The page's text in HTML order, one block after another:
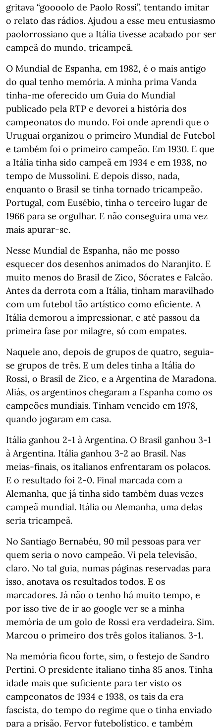
gritava “goooolo de Paolo Rossi”, tentando imitar
o relato das rádios. Ajudou a esse meu entusiasmo
paolorrossiano que a Itália tivesse acabado por ser
campeã do mundo, tricampeã.
O Mundial de Espanha, em 1982, é o mais antigo
do qual tenho memória. A minha prima Vanda
tinha-me oferecido um Guia do Mundial
publicado pela RTP e devorei a história dos
campeonatos do mundo. Foi onde aprendi que o
Uruguai organizou o primeiro Mundial de Futebol
e também foi o primeiro campeão. Em 1930. E que
a Itália tinha sido campeã em 1934 e em 1938, no
tempo de Mussolini. E depois disso, nada,
enquanto o Brasil se tinha tornado tricampeão.
Portugal, com Eusébio, tinha o terceiro lugar de
1966 para se orgulhar. E não conseguira uma vez
mais apurar-se.
Nesse Mundial de Espanha, não me posso
esquecer dos desenhos animados do Naranjito. E
muito menos do Brasil de Zico, Sócrates e Falcão.
Antes da derrota com a Itália, tinham maravilhado
com um futebol tão artístico como eficiente. A
Itália demorou a impressionar, e até passou da
primeira fase por milagre, só com empates.
Naquele ano, depois de grupos de quatro, seguia-
se grupos de três. E um deles tinha a Itália do
Rossi, o Brasil de Zico, e a Argentina de Maradona.
Aliás, os argentinos chegaram a Espanha como os
campeões mundiais. Tinham vencido em 1978,
quando jogaram em casa.
Itália ganhou 2-1 à Argentina. O Brasil ganhou 3-1
à Argentina. Itália ganhou 3-2 ao Brasil. Nas
meias-finais, os italianos enfrentaram os polacos.
E o resultado foi 2-0. Final marcada com a
Alemanha, que já tinha sido também duas vezes
campeã mundial. Itália ou Alemanha, uma delas
seria tricampeã.
No Santiago Bernabéu, 90 mil pessoas para ver
quem seria o novo campeão. Vi pela televisão,
claro. No tal guia, numas páginas reservadas para
isso, anotava os resultados todos. E os
marcadores. Já não o tenho há muito tempo, e
por isso tive de ir ao google ver se a minha
memória de um golo de Rossi era verdadeira. Sim.
Marcou o primeiro dos três golos italianos. 3-1.
Na memória ficou forte, sim, o festejo de Sandro
Pertini. O presidente italiano tinha 85 anos. Tinha
idade mais que suficiente para ter visto os
campeonatos de 1934 e 1938, os tais da era
fascista, do tempo do regime que o tinha enviado
para a prisão. Fervor futebolístico, e também